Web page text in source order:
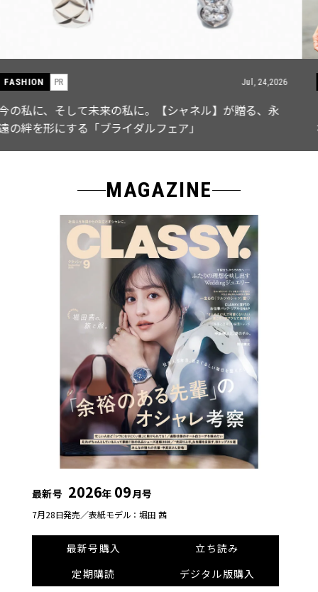
FASHION Jul, 15,2026
【ICB】人気インフルエンサーと共同制作! 週5で着たく
なる「名品ブラウス」２選
MAGAZINE
最新号 2026年 09月号
7月28日発売／表紙モデル：堀田 茜
最新号購入
立ち読み
定期購読
デジタル版購入